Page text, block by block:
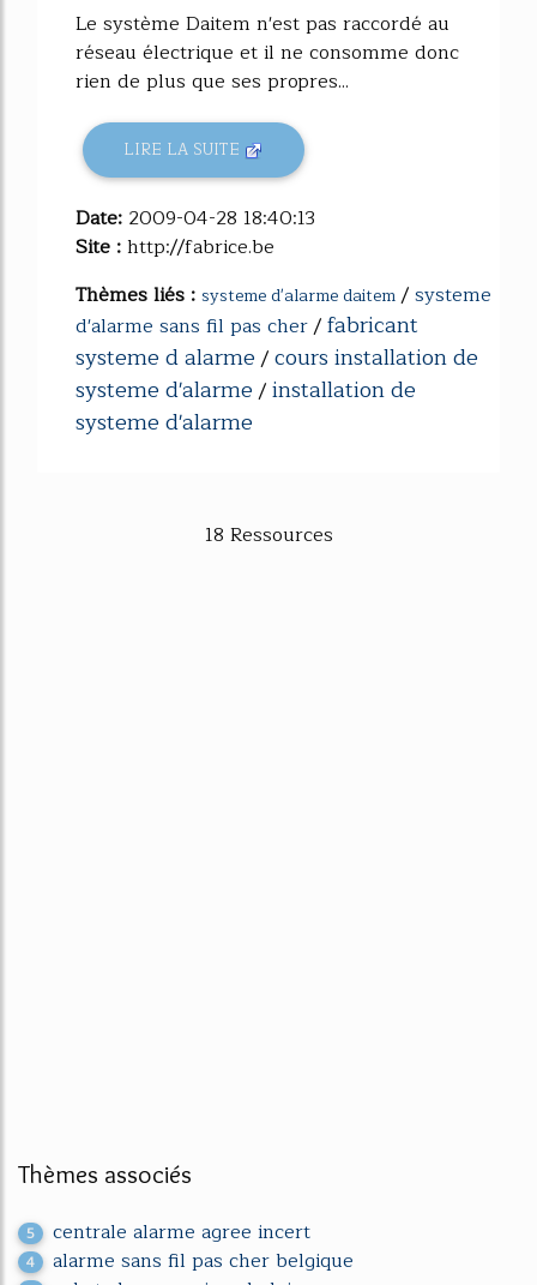
Le système Daitem n'est pas raccordé au
réseau électrique et il ne consomme donc
rien de plus que ses propres...
LIRE LA SUITE
Date: 2009-04-28 18:40:13
Site :http://fabrice.be
Thèmes liés : systeme d'alarme daitem/systeme
d'alarme sans fil pas cher/fabricant
systeme d alarme/cours installation de
systeme d'alarme/installation de
systeme d'alarme
18 Ressources
Thèmes associés
5 centrale alarme agree incert
4 alarme sans fil pas cher belgique